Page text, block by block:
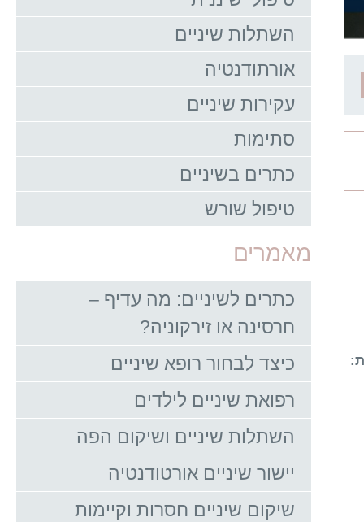
השתלות שיניים
אורתודנטיה
עקירות שיניים
סתימות
כתרים בשיניים
טיפול שורש
מאמרים
כתרים לשיניים: מה עדיף –
חרסינה או זירקוניה?
כיצד לבחור רופא שיניים
רפואת שיניים לילדים
השתלות שיניים ושיקום הפה
יישור שיניים אורטודנטיה
שיקום שיניים חסרות וקיימות